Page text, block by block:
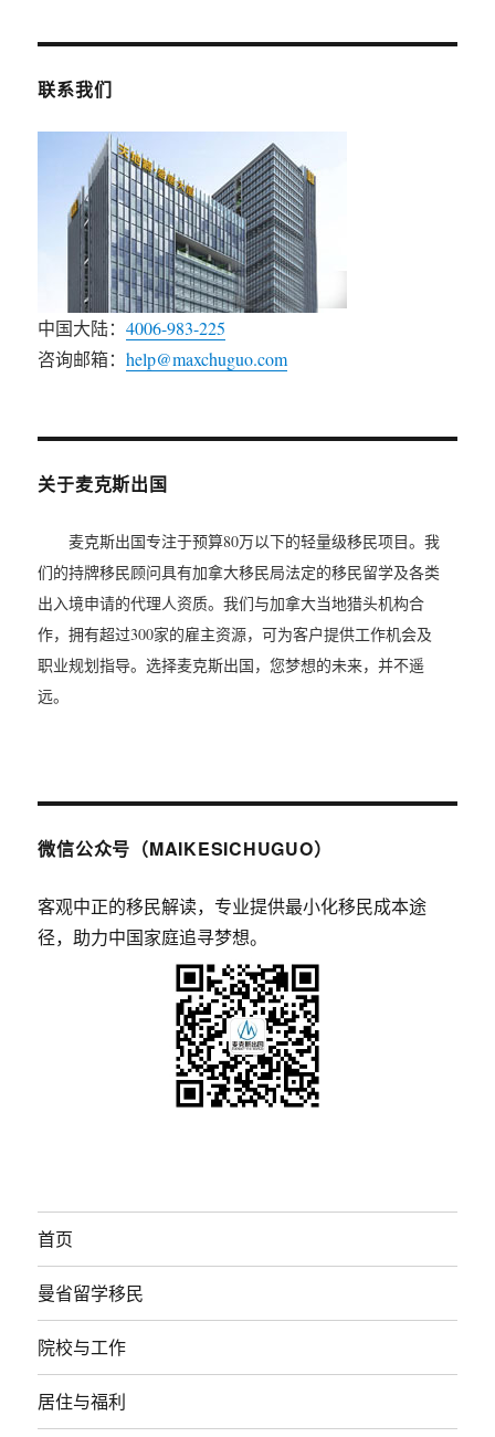
联系我们
中国大陆：4006-983-225
咨询邮箱：help@maxchuguo.com
关于麦克斯出国
麦克斯出国专注于预算80万以下的轻量级移民项目。我
们的持牌移民顾问具有加拿大移民局法定的移民留学及各类
出入境申请的代理人资质。我们与加拿大当地猎头机构合
作，拥有超过300家的雇主资源，可为客户提供工作机会及
职业规划指导。选择麦克斯出国，您梦想的未来，并不遥
远。
微信公众号（MAIKESICHUGUO）
客观中正的移民解读，专业提供最小化移民成本途
径，助力中国家庭追寻梦想。
首页
曼省留学移民
院校与工作
居住与福利